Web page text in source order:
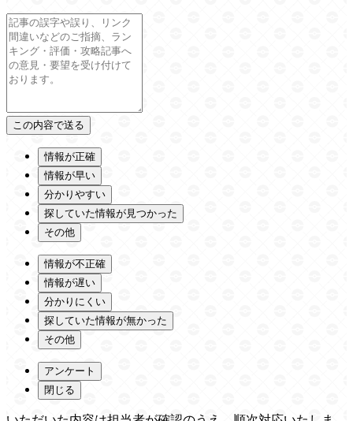
情報が正確
情報が早い
分かりやすい
探していた情報が見つかった
その他
情報が不正確
情報が遅い
分かりにくい
探していた情報が無かった
その他
アンケート
閉じる